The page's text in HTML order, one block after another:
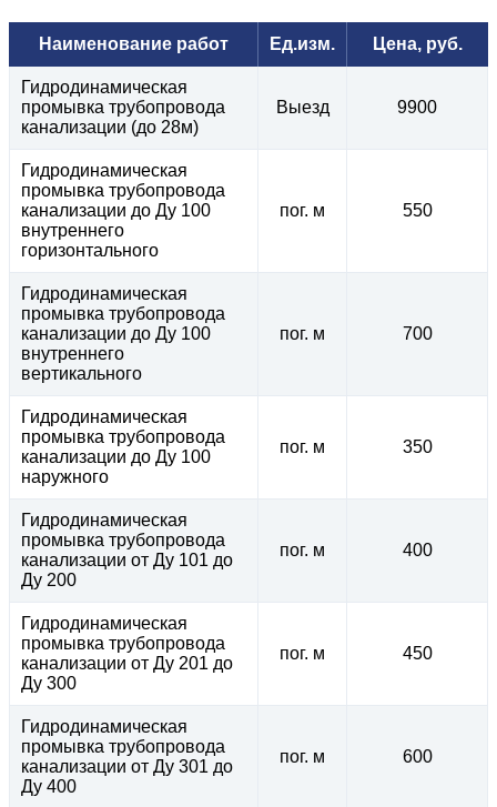
Наименование работ Ед.изм. Цена, руб.
Гидродинамическая
промывка трубопровода
канализации (до 28м)
Выезд 9900
Гидродинамическая
промывка трубопровода
канализации до Ду 100
внутреннего
горизонтального
пог. м 550
Гидродинамическая
промывка трубопровода
канализации до Ду 100
внутреннего
вертикального
пог. м 700
Гидродинамическая
промывка трубопровода
канализации до Ду 100
наружного
пог. м 350
Гидродинамическая
промывка трубопровода
канализации от Ду 101 до
Ду 200
пог. м 400
Гидродинамическая
промывка трубопровода
канализации от Ду 201 до
Ду 300
пог. м 450
Гидродинамическая
промывка трубопровода
канализации от Ду 301 до
Ду 400
пог. м 600